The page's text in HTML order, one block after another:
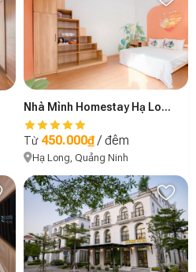
Nhà Mình Homestay Hạ Long
Từ 450.000₫/ đêm
Hạ Long, Quảng Ninh